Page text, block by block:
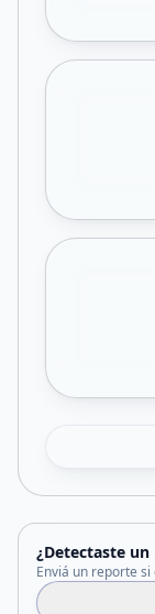
¿Detectaste
Enviá un reporte